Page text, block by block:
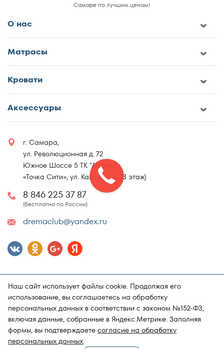
Самаре по лучшим ценам!
О нас
Матрасы
Кровати
Аксессуары
г. Самара,
ул. Революционная д. 72
Южное Шоссе 5 ТК "Амбар"
«Точка Сити», ул. Казачья, 36 (3 этаж)
8 846 225 37 87
(бесплатно по России)
dremaclub@yandex.ru
Магазин матрасов "DRёMA" Поддержка и продвижение сайта
Карта сайта Политика конфиденциальности
Наш сайт использует файлы cookie. Продолжая его
использование, вы соглашаетесь на обработку
персональных данных в соответствии с законом №152-ФЗ,
включая данные, собранные в Яндекс.Метрике. Заполняя
формы, вы подтверждаетесогласие на обработку
персональных данных.